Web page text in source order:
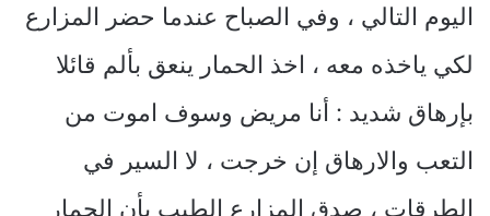
اليوم التالي ، وفي الصباح عندما حضر المزارع
لكي ياخذه معه ، اخذ الحمار ينعق بألم قائلا
بإرهاق شديد : أنا مريض وسوف اموت من
التعب والارهاق إن خرجت ، لا السير في
الطرقات ، صدق المزارع الطيب بأن الحمار